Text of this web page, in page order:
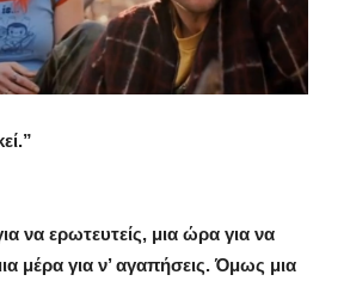
να ερωτευτείς, μια ώρα για να
μέρα για ν’ αγαπήσεις. Όμως μια